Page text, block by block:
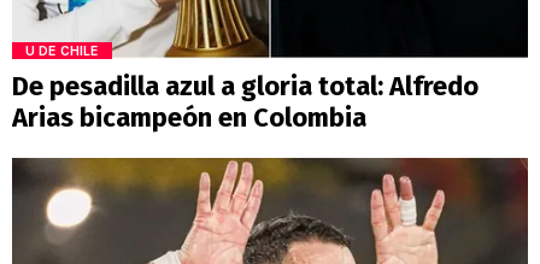
U DE CHILE
De pesadilla azul a gloria total: Alfredo
Arias bicampeón en Colombia